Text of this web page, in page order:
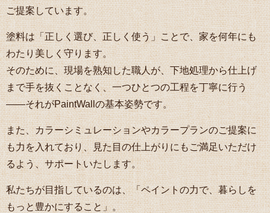
ご提案しています。
塗料は「正しく選び、正しく使う」ことで、家を何年にも
わたり美しく守ります。
そのために、現場を熟知した職人が、下地処理から仕上げ
まで手を抜くことなく、一つひとつの工程を丁寧に行う
――それがPaintWallの基本姿勢です。
また、カラーシミュレーションやカラープランのご提案に
も力を入れており、見た目の仕上がりにもご満足いただけ
るよう、サポートいたします。
私たちが目指しているのは、「ペイントの力で、暮らしを
もっと豊かにすること」。